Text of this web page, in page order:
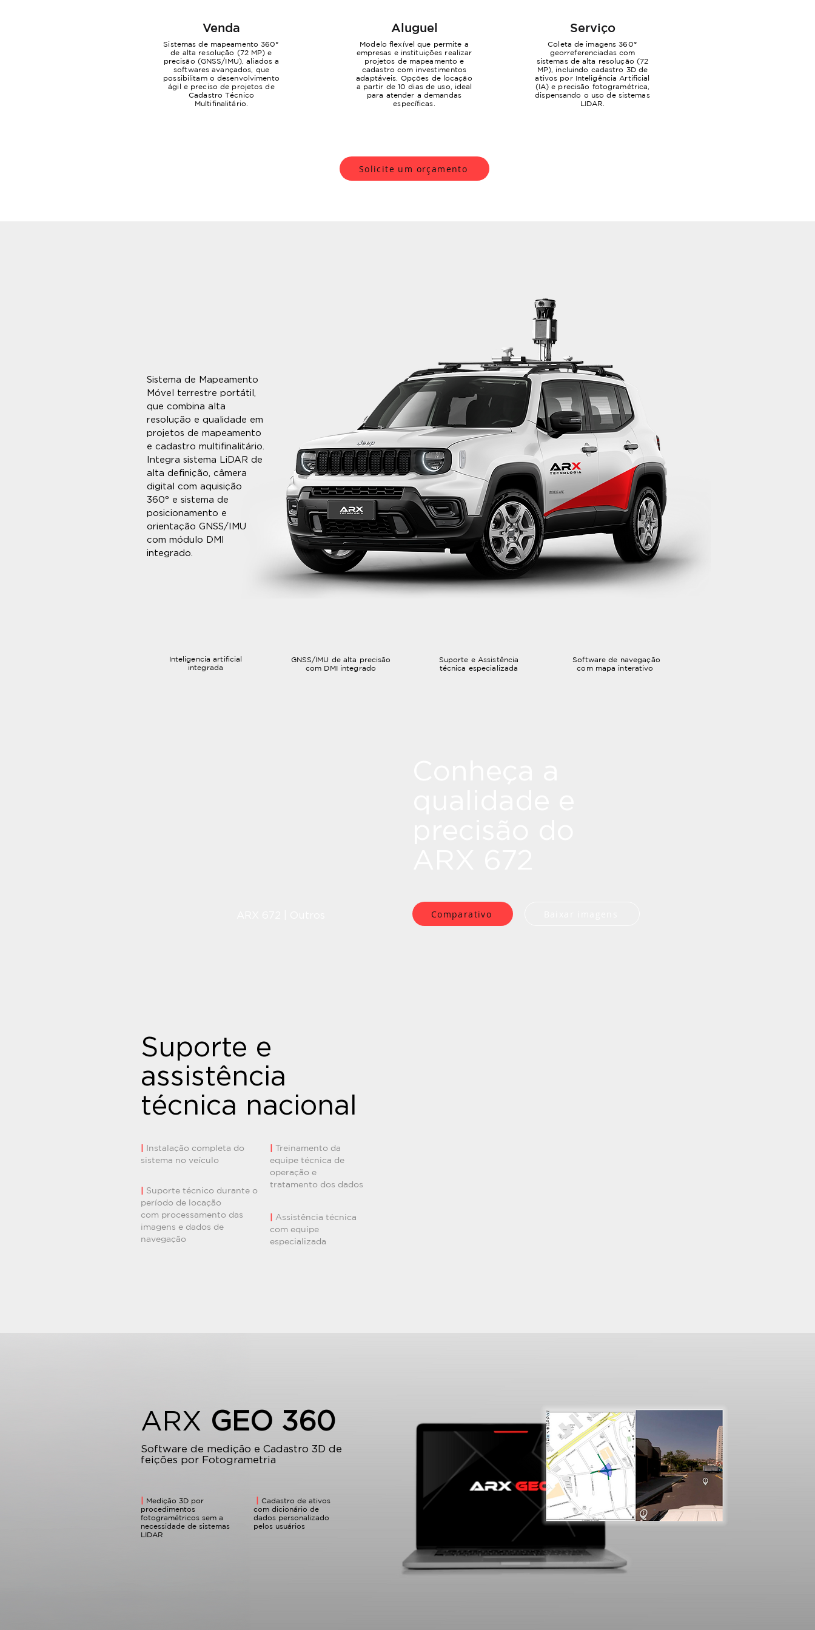
Venda
Sistemas de mapeamento 360°
de alta resolução (72 MP) e
precisão (GNSS/IMU), aliados a
softwares avançados, que
possibilitam o desenvolvimento
ágil e preciso de projetos de
Cadastro Técnico
Multifinalitário.
Aluguel
Modelo flexível que permite a
empresas e instituições realizar
projetos de mapeamento e
cadastro com investimentos
adaptáveis. Opções de locação
a partir de 10 dias de uso, ideal
para atender a demandas
específicas.
Serviço
Coleta de imagens 360°
georreferenciadas com
sistemas de alta resolução (72
MP), incluindo cadastro 3D de
ativos por Inteligência Artificial
(IA) e precisão fotogramétrica,
dispensando o uso de sistemas
LIDAR.
Solicite um orçamento
Inteligencia artificial
integrada
GNSS/IMU de alta precisão
com DMI integrado
Suporte e Assistência
técnica especializada
Software de navegação
com mapa interativo
Sistema de Mapeamento
Móvel terrestre portátil,
que combina alta
resolução e qualidade em
projetos de mapeamento
e cadastro multifinalitário.
Integra sistema LiDAR de
alta definição, câmera
digital com aquisição
360° e sistema de
posicionamento e
orientação GNSS/IMU
com módulo DMI
integrado.
Comparativo
Suporte e
assistência
técnica nacional
| Instalação completa do
sistema no veículo
| Suporte técnico durante o
período de locação
com processamento das
imagens e dados de
navegação
| Treinamento da
equipe técnica de
operação e
tratamento dos dados
| Assistência técnica
com equipe
especializada
ARX GEO 360
Software de medição e Cadastro 3D de
feições por Fotogrametria
| Medição 3D por
procedimentos
fotogramétricos sem a
necessidade de sistemas
LIDAR
| Cadastro de ativos
com dicionário de
dados personalizado
pelos usuários